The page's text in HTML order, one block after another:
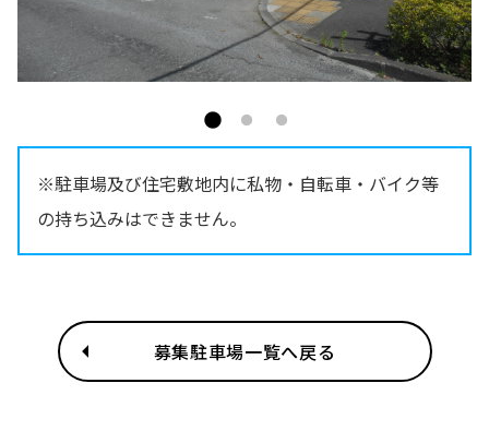
※駐車場及び住宅敷地内に私物・自転車・バイク等
の持ち込みはできません。
募集駐車場一覧へ戻る